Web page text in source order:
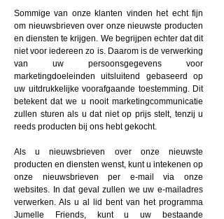
Sommige van onze klanten vinden het echt fijn
om nieuwsbrieven over onze nieuwste producten
en diensten te krijgen. We begrijpen echter dat dit
niet voor iedereen zo is. Daarom is de verwerking
van uw persoonsgegevens voor
marketingdoeleinden uitsluitend gebaseerd op
uw uitdrukkelijke voorafgaande toestemming. Dit
betekent dat we u nooit marketingcommunicatie
zullen sturen als u dat niet op prijs stelt, tenzij u
reeds producten bij ons hebt gekocht.
Als u nieuwsbrieven over onze nieuwste
producten en diensten wenst, kunt u intekenen op
onze nieuwsbrieven per e-mail via onze
websites. In dat geval zullen we uw e-mailadres
verwerken. Als u al lid bent van het programma
Jumelle Friends, kunt u uw bestaande